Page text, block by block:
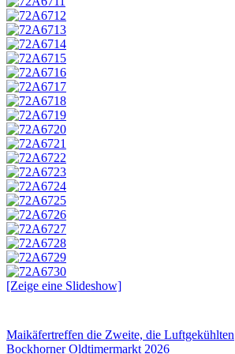
[Zeige eine Slideshow]
Beitragsnavigation
Vorheriger
Beitrag:
Maikäfertreffen die Zweite, die Luftgekühlten
Nächster
Bockhorner Oldtimermarkt 2026